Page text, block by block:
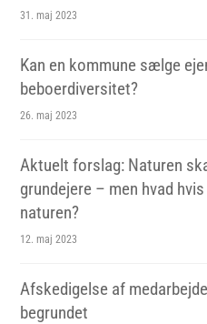
31. maj 2023
Kan en kommune sælge
beboerdiversitet?
26. maj 2023
Aktuelt forslag: Naturen
grundejere – men hvad
naturen?
12. maj 2023
Afskedigelse af
begrundet